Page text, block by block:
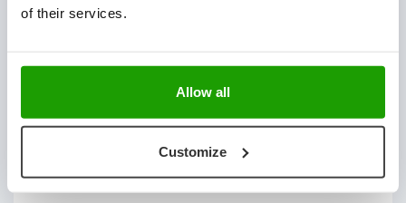
of their services.
Allow all
Customize
Internationaal actief met projecten over heel de